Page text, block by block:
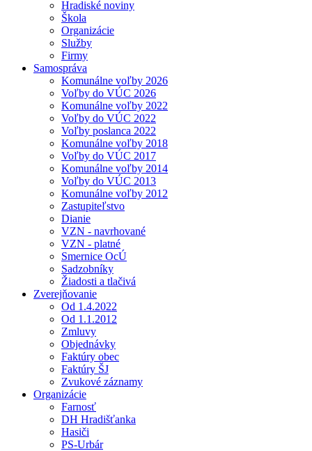
Hradiské noviny
Škola
Organizácie
Služby
Firmy
Samospráva
Komunálne voľby 2026
Voľby do VÚC 2026
Komunálne voľby 2022
Voľby do VÚC 2022
Voľby poslanca 2022
Komunálne voľby 2018
Voľby do VÚC 2017
Komunálne voľby 2014
Voľby do VÚC 2013
Komunálne voľby 2012
Zastupiteľstvo
Dianie
VZN - navrhované
VZN - platné
Smernice OcÚ
Sadzobníky
Žiadosti a tlačivá
Zverejňovanie
Od 1.4.2022
Od 1.1.2012
Zmluvy
Objednávky
Faktúry obec
Faktúry ŠJ
Zvukové záznamy
Organizácie
Farnosť
DH Hradišťanka
Hasiči
PS-Urbár